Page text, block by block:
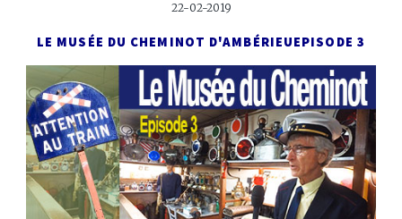
22-02-2019
LE MUSÉE DU CHEMINOT D'AMBÉRIEUEPISODE 3